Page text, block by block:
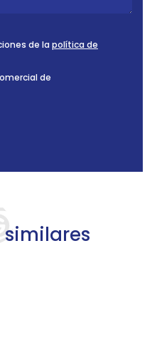
de la política de
de